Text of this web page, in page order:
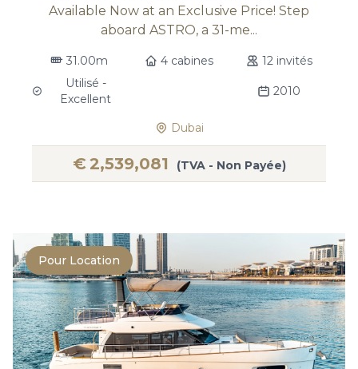
Available Now at an Exclusive Price! Step
aboard ASTRO, a 31-me...
31.00m 4 cabines
12 invités
Utilisé -
Excellent
2010
Dubai
€2,539,081 (TVA - Non Payée)
Pour Location